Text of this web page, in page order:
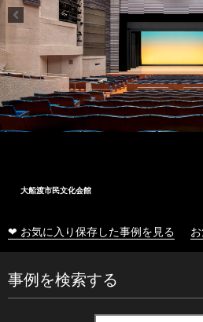
大船渡市民文化会館
❤ お気に入り保存した事例を見る
事例を検索する